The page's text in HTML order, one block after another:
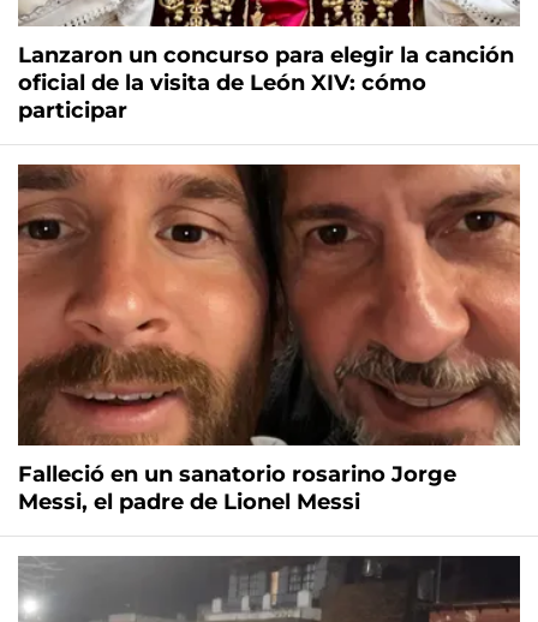
Lanzaron un concurso para elegir la canción
oficial de la visita de León XIV: cómo
participar
Falleció en un sanatorio rosarino Jorge
Messi, el padre de Lionel Messi